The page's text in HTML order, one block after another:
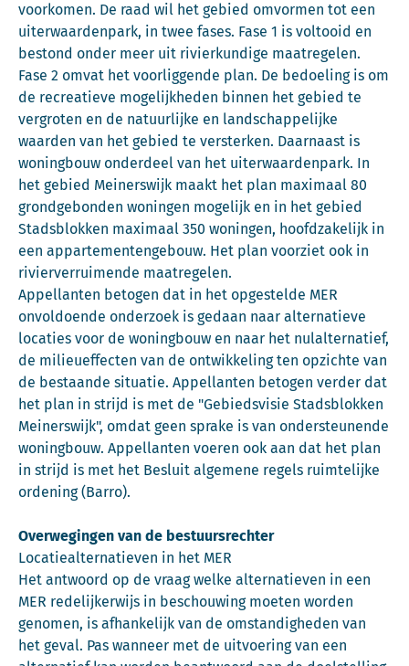
voorkomen. De raad wil het gebied omvormen tot een
uiterwaardenpark, in twee fases. Fase 1 is voltooid en
bestond onder meer uit rivierkundige maatregelen.
Fase 2 omvat het voorliggende plan. De bedoeling is om
de recreatieve mogelijkheden binnen het gebied te
vergroten en de natuurlijke en landschappelijke
waarden van het gebied te versterken. Daarnaast is
woningbouw onderdeel van het uiterwaardenpark. In
het gebied Meinerswijk maakt het plan maximaal 80
grondgebonden woningen mogelijk en in het gebied
Stadsblokken maximaal 350 woningen, hoofdzakelijk in
een appartementengebouw. Het plan voorziet ook in
rivierverruimende maatregelen.
Appellanten betogen dat in het opgestelde MER
onvoldoende onderzoek is gedaan naar alternatieve
locaties voor de woningbouw en naar het nulalternatief,
de milieueffecten van de ontwikkeling ten opzichte van
de bestaande situatie. Appellanten betogen verder dat
het plan in strijd is met de "Gebiedsvisie Stadsblokken
Meinerswijk", omdat geen sprake is van ondersteunende
woningbouw. Appellanten voeren ook aan dat het plan
in strijd is met het Besluit algemene regels ruimtelijke
ordening (Barro).
Overwegingen van de bestuursrechter
Locatiealternatieven in het MER
Het antwoord op de vraag welke alternatieven in een
MER redelijkerwijs in beschouwing moeten worden
genomen, is afhankelijk van de omstandigheden van
het geval. Pas wanneer met de uitvoering van een